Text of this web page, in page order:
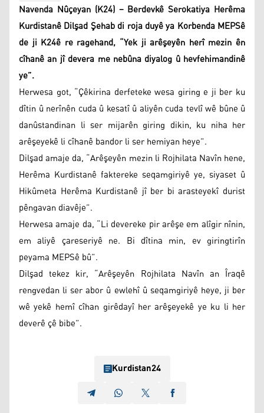
Navenda Nûçeyan (K24) – Berdevkê Serokatiya Herêma
Kurdistanê Dilşad Şehab di roja duyê ya Korbenda MEPSê
de ji K24ê re ragehand, “Yek ji arêşeyên herî mezin ên
cîhanê an jî devera me nebûna diyalog û hevfehimandinê
ye”.
Herwesa got, “Çêkirina derfeteke wesa giring e ji ber ku
dîtin û nerînên cuda û kesatî û aliyên cuda tevlî wê bûne û
danûstandinan li ser mijarên giring dikin, ku niha her
arêşeyekê li cîhanê bandor li ser hemiyan heye”.
Dilşad amaje da, “Arêşeyên mezin li Rojhilata Navîn hene,
Herêma Kurdistanê faktereke seqamgiriyê ye, siyaset û
Hikûmeta Herêma Kurdistanê jî ber bi arasteyekî durist
pêngavan diavêje”.
Herwesa amaje da, “Li devereke pir arêşe em alîgir nînin,
em aliyê çareseriyê ne. Bi dîtina min, ev giringtirîn
peyama MEPSê bû”.
Dilşad tekez kir, “Arêşeyên Rojhilata Navîn an Îraqê
rengvedan li ser abor û ewlehî û seqamgiriyê heye, ji ber
wê yekê hemî cîhan girêdayî her arêşeyekê ye ku li her
deverê çê bibe”.
Kurdistan24